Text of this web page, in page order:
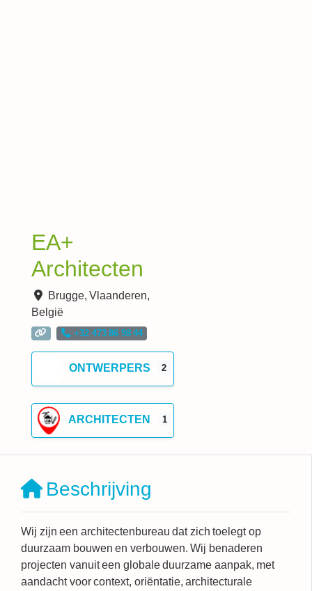
EA+
Architecten
Brugge, Vlaanderen,
België
+32 473 86 98 44
ONTWERPERS 2
ARCHITECTEN 1
Beschrijving
Wij zijn een architectenbureau dat zich toelegt op
duurzaam bouwen en verbouwen. Wij benaderen
projecten vanuit een globale duurzame aanpak, met
aandacht voor context, oriëntatie, architecturale